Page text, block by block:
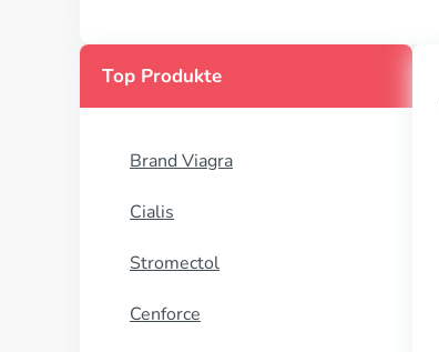
Top Produkte
Brand Viagra
Cialis
Stromectol
Cenforce